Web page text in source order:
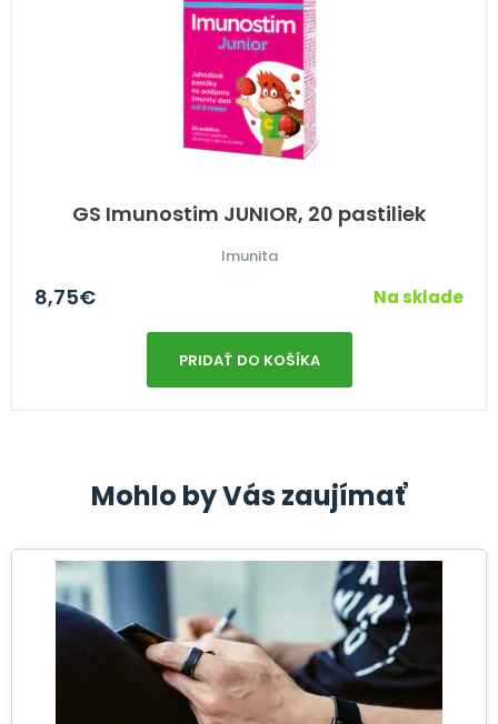
GS Imunostim JUNIOR, 20 pastiliek
Imunita
8,75€ Na sklade
PRIDAŤ DO KOŠÍKA
Mohlo by Vás zaujímať